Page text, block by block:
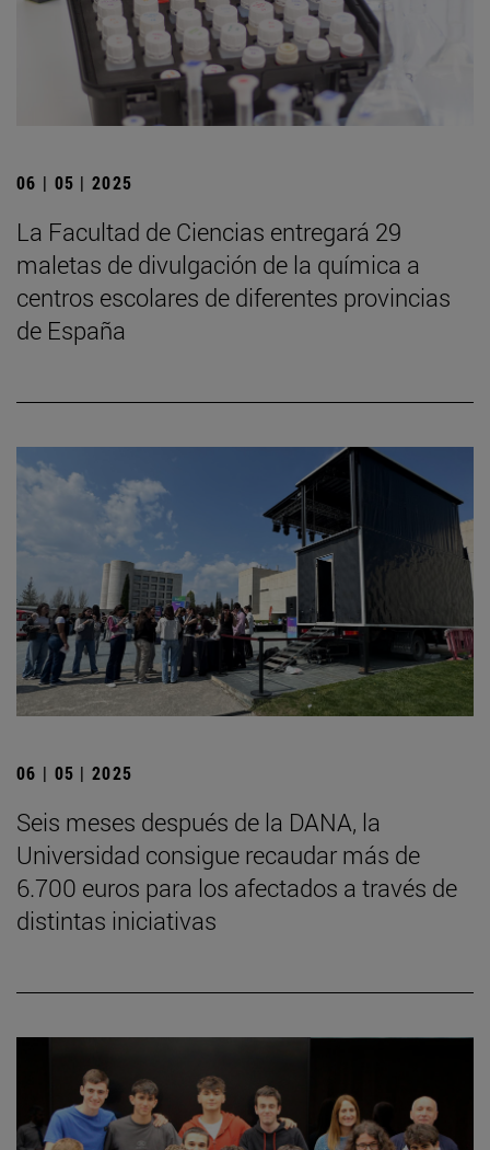
06 | 05 | 2025
La Facultad de Ciencias entregará 29
maletas de divulgación de la química a
centros escolares de diferentes provincias
de España
06 | 05 | 2025
Seis meses después de la DANA, la
Universidad consigue recaudar más de
6.700 euros para los afectados a través de
distintas iniciativas